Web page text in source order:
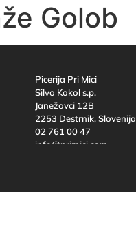
Golob
Picerija Pri Mici
Silvo Kokol s.p.
Janežovci 12B
2253 Destrnik, Slovenija
02 761 00 47
info@primici.com